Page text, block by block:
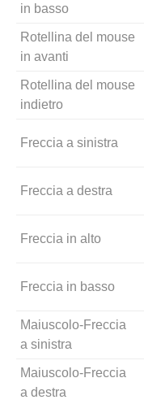
in basso
Rotellina del mouse
in avanti
Rotellina del mouse
indietro
Freccia a sinistra
Freccia a destra
Freccia in alto
Freccia in basso
Maiuscolo-Freccia
a sinistra
Maiuscolo-Freccia
a destra